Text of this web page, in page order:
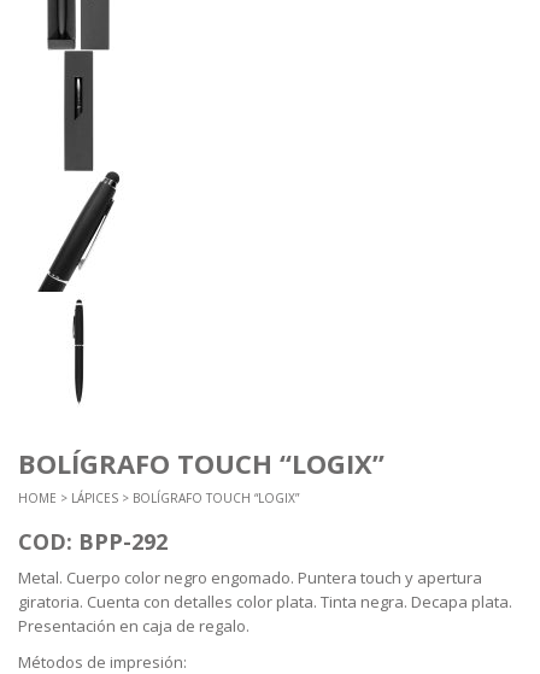
BOLÍGRAFO TOUCH “LOGIX”
HOME > LÁPICES > BOLÍGRAFO TOUCH “LOGIX”
COD: BPP-292
Metal. Cuerpo color negro engomado. Puntera touch y apertura
giratoria. Cuenta con detalles color plata. Tinta negra. Decapa plata.
Presentación en caja de regalo.
Métodos de impresión: